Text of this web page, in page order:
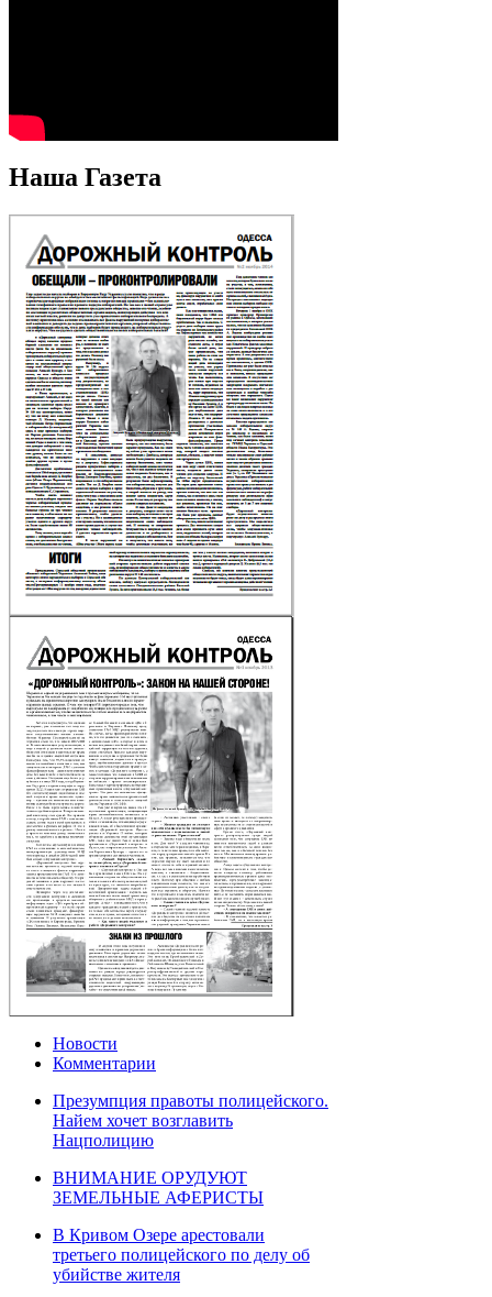
Наша Газета
Новости
Комментарии
Презумпция правоты полицейского.
Найем хочет возглавить
Нацполицию
ВНИМАНИЕ ОРУДУЮТ
ЗЕМЕЛЬНЫЕ АФЕРИСТЫ
В Кривом Озере арестовали
третьего полицейского по делу об
убийстве жителя